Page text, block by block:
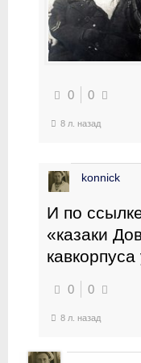
0 0
8 л. назад
konnick
И по
«казаки
0 0
8 л. назад